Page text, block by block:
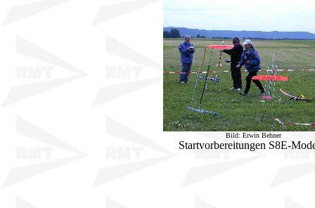
Bild: Erwin Behner
Startvorbereitungen S8E-